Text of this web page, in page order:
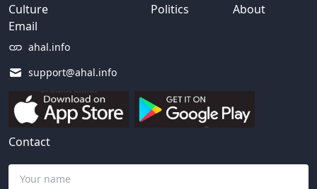
Email
ahal.info
support@ahal.info
Culture
Politics
About
Contact